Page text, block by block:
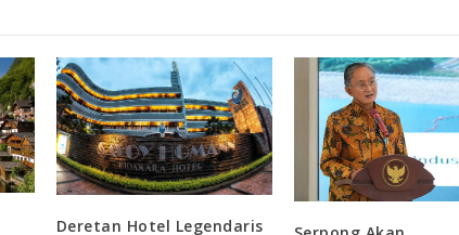
Deretan Hotel Legendaris